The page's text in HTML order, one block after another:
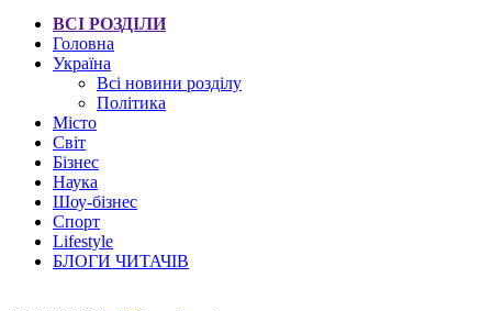
ВСІ РОЗДІЛИ
Головна
Україна
Всі новини розділу
Політика
Місто
Світ
Бізнес
Наука
Шоу-бізнес
Спорт
Lifestyle
БЛОГИ ЧИТАЧІВ